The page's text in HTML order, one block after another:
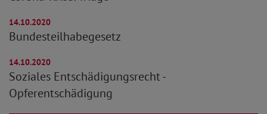
14.10.2020
Bundesteilhabegesetz
14.10.2020
Soziales Entschädigungsrecht -
Opferentschädigung